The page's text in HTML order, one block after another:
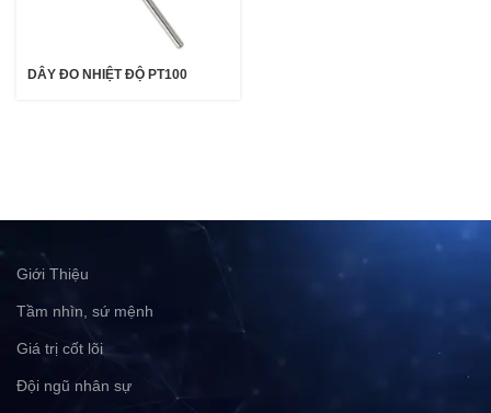
DÂY ĐO NHIỆT ĐỘ PT100
Giới Thiệu
Tầm nhìn, sứ mệnh
Giá trị cốt lõi
Đội ngũ nhân sự